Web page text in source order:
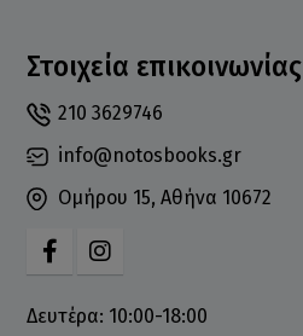
Στοιχεία επικοινωνίας
210 3629746
info@notosbooks.gr
Ομήρου 15, Αθήνα 10672
Δευτέρα: 10:00-18:00